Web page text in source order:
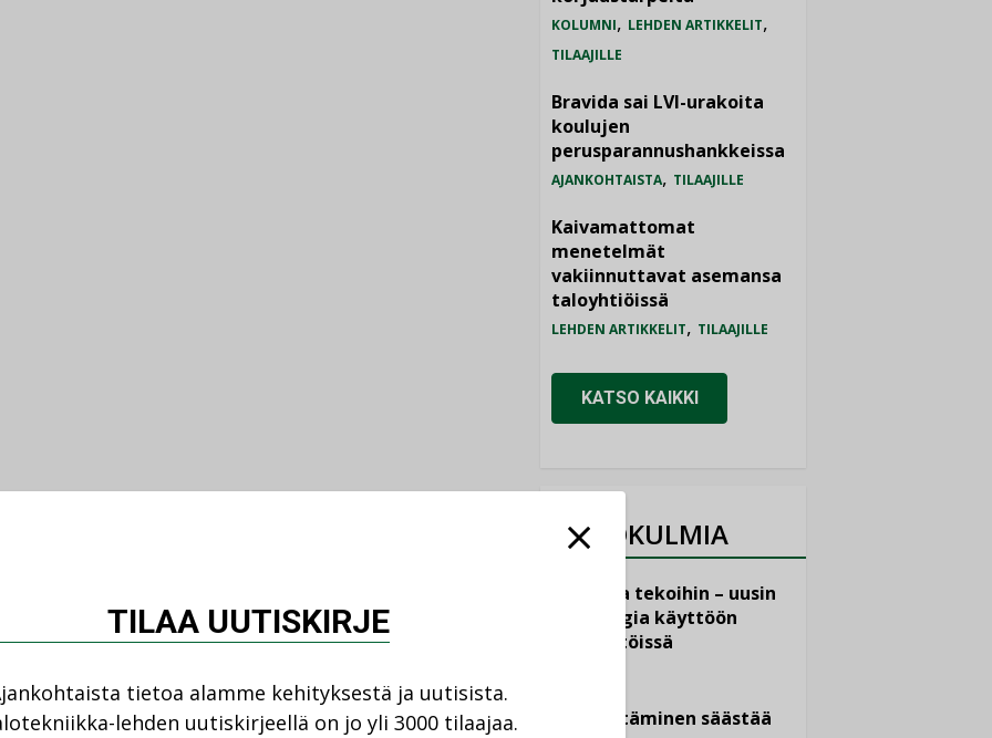
KOLUMNI, LEHDEN ARTIKKELIT,
TILAAJILLE
Bravida sai LVI-urakoita
koulujen
perusparannushankkeissa
AJANKOHTAISTA, TILAAJILLE
Kaivamattomat
menetelmät
vakiinnuttavat asemansa
taloyhtiöissä
LEHDEN ARTIKKELIT, TILAAJILLE
KATSO KAIKKI
NÄKÖKULMIA
Puheista tekoihin – uusin
teknologia käyttöön
kiinteistöissä
Sähköistäminen säästää
TILAA UUTISKIRJE
tietoa alamme kehityksestä ja uutisista.
lehden uutiskirjeellä on jo yli 3000 tilaajaa.